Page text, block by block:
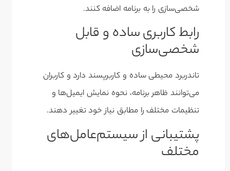
شخصی‌سازی را به برنامه اضافه کنند.
رابط کاربری ساده و قابل
شخصی‌سازی
تاندربرد محیطی ساده و کاربرپسند دارد و کاربران
می‌توانند ظاهر برنامه، نحوه نمایش ایمیل‌ها و
تنظیمات مختلف را مطابق نیاز خود تغییر دهند.
پشتیبانی از سیستم‌عامل‌های
مختلف